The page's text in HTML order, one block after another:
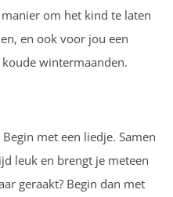
om het kind te laten
en ook voor jou een
wintermaanden.
met een liedje. Samen
leuk en brengt je meteen
geraakt? Begin dan met